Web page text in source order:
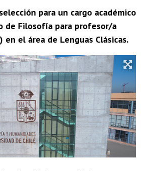
para un cargo académico
de Filosofía para profesor/a
el área de Lenguas Clásicas.